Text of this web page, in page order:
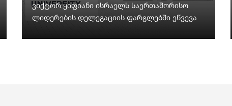
ვიქტორ ყიფიანი ისრაელს საერთაშორისო
ლიდერების დელეგაციის ფარგლებში ეწვევა